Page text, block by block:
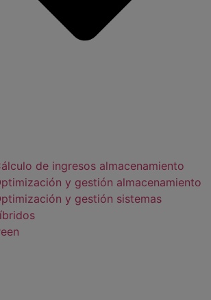
de ingresos almacenamiento
y gestión almacenamiento
y gestión sistemas